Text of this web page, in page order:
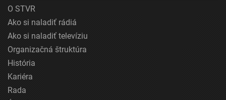
O STVR
Ako si naladiť rádiá
Ako si naladiť televíziu
Organizačná štruktúra
História
Kariéra
Rada